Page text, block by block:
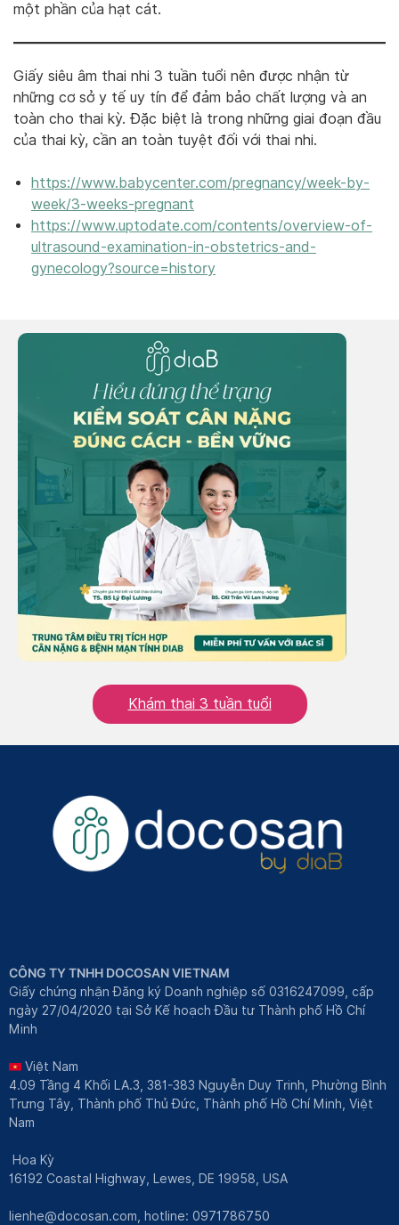
một phần của hạt cát.
Giấy siêu âm thai nhi 3 tuần tuổi nên được nhận từ
những cơ sở y tế uy tín để đảm bảo chất lượng và an
toàn cho thai kỳ. Đặc biệt là trong những giai đoạn đầu
của thai kỳ, cần an toàn tuyệt đối với thai nhi.
https://www.babycenter.com/pregnancy/week-by-
week/3-weeks-pregnant
https://www.uptodate.com/contents/overview-of-
ultrasound-examination-in-obstetrics-and-
gynecology?source=history
Khám thai 3 tuần tuổi
CÔNG TY TNHH DOCOSAN VIETNAM
Giấy chứng nhận Đăng ký Doanh nghiệp số 0316247099, cấp
ngày 27/04/2020 tại Sở Kế hoạch Đầu tư Thành phố Hồ Chí
Minh
Việt Nam
4.09 Tầng 4 Khối LA.3, 381-383 Nguyễn Duy Trinh, Phường Bình
Trưng Tây, Thành phố Thủ Đức, Thành phố Hồ Chí Minh, Việt
Nam
Hoa Kỳ
16192 Coastal Highway, Lewes, DE 19958, USA
lienhe@docosan.com, hotline: 0971786750